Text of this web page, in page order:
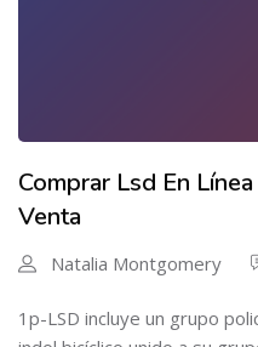
Comprar Lsd En
Venta
Natalia Montgomery
1p-LSD incluye un grupo